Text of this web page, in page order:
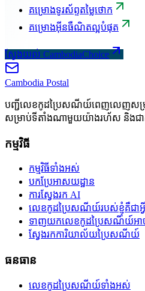
គម្រោងទូរស័ព្ទតម្លៃថោក
គម្រោងអ៊ីនធឺណិតល្អបំផុត
ស្វែងយល់ CambodiaChoice
Cambodia Postal
បញ្ជីលេខកូដប្រៃសណីយ៍ពេញលេញសម្រា
សម្រាប់ទីតាំងណាមួយយ៉ាងរហ័ស និងជ
កម្មវិធី
កម្មវិធីទាំងអស់
បកប្រែអាសយដ្ឋាន
ការស្វែងរក AI
លេខកូដប្រៃសណីយ៍របស់ខ្ញុំគឺជាអ្
ទាញយកលេខកូដប្រៃសណីយ៍អាច
ស្វែងរកការិយាល័យប្រៃសណីយ៍
ធនធាន
លេខកូដប្រៃសណីយ៍ទាំងអស់